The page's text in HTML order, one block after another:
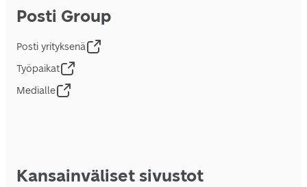
Posti Group
Posti yrityksenä
Työpaikat
Medialle
Kansainväliset sivustot